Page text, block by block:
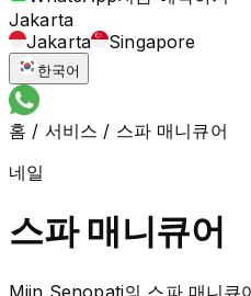
Jakarta
Jakarta
Singapore
한국어
홈 / 서비스 / 스파 매니큐어
네일
스파 매니큐어
Miin Senopati의 스파 매니큐